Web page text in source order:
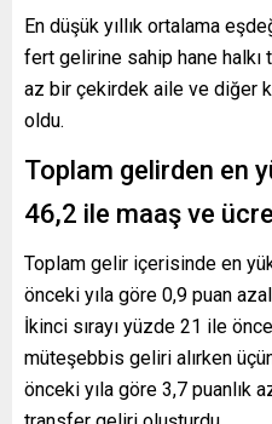
En düşük yıllık ortalama
fert gelirine sahip hane
az bir çekirdek aile ve diğer
oldu.
Toplam gelirden en
46,2 ile maaş ve
Toplam gelir içerisinde en
önceki yıla göre 0,9 puan
İkinci sırayı yüzde 21 ile
müteşebbis geliri alırken
önceki yıla göre 3,7 puanlık